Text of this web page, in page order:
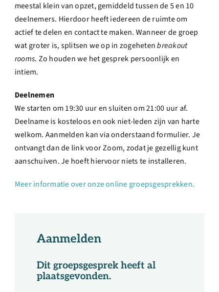
meestal klein van opzet, gemiddeld tussen de 5 en 10
deelnemers. Hierdoor heeft iedereen de ruimte om
actief te delen en contact te maken. Wanneer de groep
wat groter is, splitsen we op in zogehetenbreakout
rooms. Zo houden we het gesprek persoonlijk en
intiem.
Deelnemen
We starten om 19:30 uur en sluiten om 21:00 uur af.
Deelname is kosteloos en ook niet-leden zijn van harte
welkom. Aanmelden kan via onderstaand formulier. Je
ontvangt dan de link voor Zoom, zodat je gezellig kunt
aanschuiven. Je hoeft hiervoor niets te installeren.
Meer informatie over onze online groepsgesprekken.
Aanmelden
Dit groepsgesprek heeft al
plaatsgevonden.